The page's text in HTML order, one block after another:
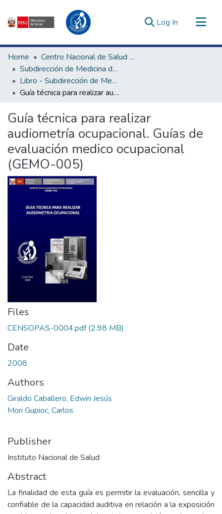
Log In (current)
Communities & Collections
All of DSpace
Statistics
Estadísticas Externas
Enlaces de interés ▾
Home
Centro Nacional de Salud Ocupacional y Protección del Ambiente para la Salud
Subdirección de Medicina del Trabajo y Ambiental
Libro - Subdirección de Medicina del Trabajo y Ambiental
Guía técnica para realizar audiometría ocupacional. Guías de evaluación medico ocupacional (GEMO-005)
Guía técnica para realizar
audiometría ocupacional. Guías de
evaluación medico ocupacional
(GEMO-005)
Files
CENSOPAS-0004.pdf(2.98 MB)
Date
2008
Authors
Giraldo Caballero, Edwin Jesús
Mori Gupioc, Carlos
Publisher
Instituto Nacional de Salud
Abstract
La finalidad de esta guía es permitir la evaluación, sencilla y
confiable de la capacidad auditiva en relación a la exposición